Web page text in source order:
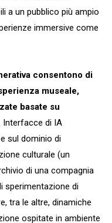
a un pubblico più ampio
immersive come
consentono di
museale,
basate su
Interfacce di IA
sul dominio di
culturale (un
di una compagnia
sperimentazione di
tra le altre, dinamiche
ospitate in ambiente